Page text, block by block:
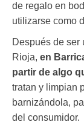
de regalo en
utilizarse como
Después de ser
Rioja, en
partir de algo
tratan y limpian
barnizándola,
del consumidor.